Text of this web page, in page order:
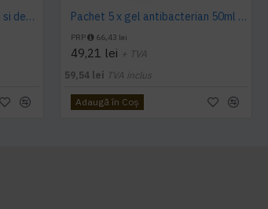
Pachet 5 x gel antibacterian si dezinfectant Hygienium 50ml Pachet 5 x gel antibacterian 50ml si 3 x Servetele antibacteriene 48 buc Hygienium
PRP 66,43 lei
49,21 lei + TVA
59,54 lei TVA inclus
Adaugă în Coş